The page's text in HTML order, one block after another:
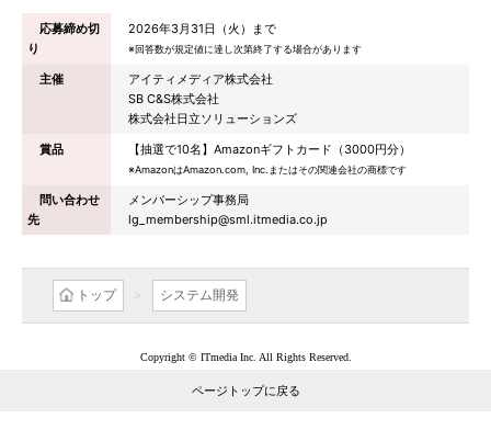
応募締め切
り
2026年3月31日（火）まで
※回答数が規定値に達し次第終了する場合があります
主催
アイティメディア株式会社
SB C&S株式会社
株式会社日立ソリューションズ
賞品
【抽選で10名】Amazonギフトカード（3000円分）
※AmazonはAmazon.com, Inc.またはその関連会社の商標です
問い合わせ
先
メンバーシップ事務局
lg_membership@sml.itmedia.co.jp
トップ システム開発
Copyright © ITmedia Inc. All Rights Reserved.
ページトップに戻る